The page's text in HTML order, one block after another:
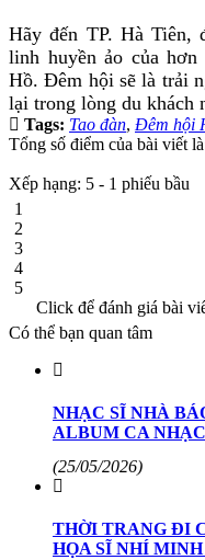
Hãy đến TP. Hà Tiên,
linh huyền ảo của
Hồ. Đêm hội sẽ là trải
lại trong lòng du khách
Tags: Tao đàn, Đêm hội
Tổng số điểm của bài viết
Xếp hạng: 5 - 1 phiếu bầu
1
2
3
4
5
Click để đánh giá bài
Có thể bạn quan tâm
NHẠC SĨ NHÀ
ALBUM CA NHẠC
(25/05/2026)
THỜI TRANG ĐI
HỌA SĨ NHÍ